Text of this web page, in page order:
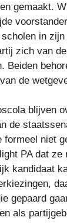
gemaakt.
in
zich van
Beiden
de
blijven
de
formeel niet
PA dat
kandidaat
gepaard
als